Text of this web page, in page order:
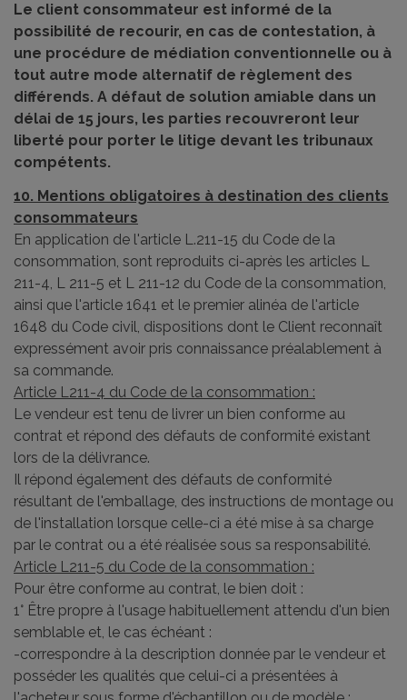
Le client consommateur est informé de la
possibilité de recourir, en cas de contestation, à
une procédure de médiation conventionnelle ou à
tout autre mode alternatif de règlement des
différends. A défaut de solution amiable dans un
délai de 15 jours, les parties recouvreront leur
liberté pour porter le litige devant les tribunaux
compétents.
10. Mentions obligatoires à destination des clients
consommateurs
En application de l'article L.211-15 du Code de la
consommation, sont reproduits ci-après les articles L
211-4, L 211-5 et L 211-12 du Code de la consommation,
ainsi que l'article 1641 et le premier alinéa de l'article
1648 du Code civil, dispositions dont le Client reconnaît
expressément avoir pris connaissance préalablement à
sa commande.
Article L211-4 du Code de la consommation :
Le vendeur est tenu de livrer un bien conforme au
contrat et répond des défauts de conformité existant
lors de la délivrance.
Il répond également des défauts de conformité
résultant de l'emballage, des instructions de montage ou
de l'installation lorsque celle-ci a été mise à sa charge
par le contrat ou a été réalisée sous sa responsabilité.
Article L211-5 du Code de la consommation :
Pour être conforme au contrat, le bien doit :
1° Être propre à l'usage habituellement attendu d'un bien
semblable et, le cas échéant :
-correspondre à la description donnée par le vendeur et
posséder les qualités que celui-ci a présentées à